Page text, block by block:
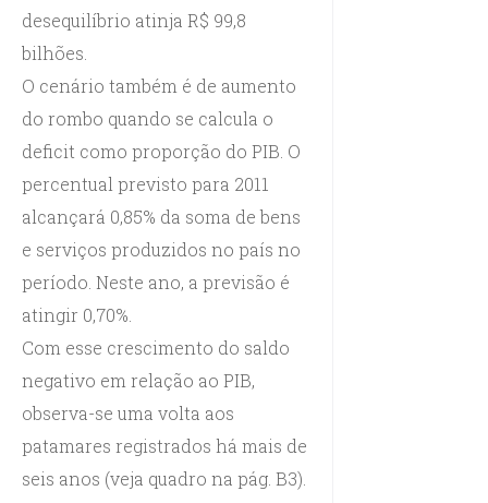
desequilíbrio atinja R$ 99,8
bilhões.
O cenário também é de aumento
do rombo quando se calcula o
deficit como proporção do PIB. O
percentual previsto para 2011
alcançará 0,85% da soma de bens
e serviços produzidos no país no
período. Neste ano, a previsão é
atingir 0,70%.
Com esse crescimento do saldo
negativo em relação ao PIB,
observa-se uma volta aos
patamares registrados há mais de
seis anos (veja quadro na pág. B3).